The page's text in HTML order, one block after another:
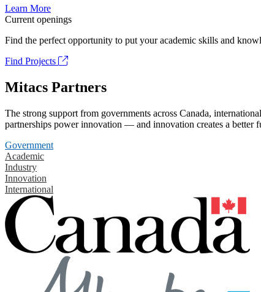
Learn More
Current openings
Find the perfect opportunity to put your academic skills and
Find Projects
Mitacs Partners
The strong support from governments across Canada,
partnerships power innovation — and innovation creates a better
Government
Academic
Industry
Innovation
International